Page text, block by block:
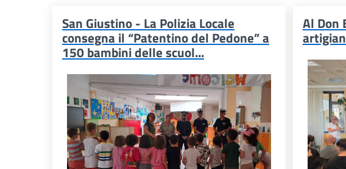
San Giustino - La Polizia Locale
consegna il “Patentino del Pedone” a
150 bambini delle scuol...
Al Don